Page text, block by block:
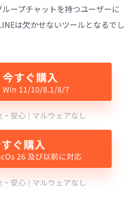
ープチャットを持つユーザーに
は欠かせないツールとなるでし